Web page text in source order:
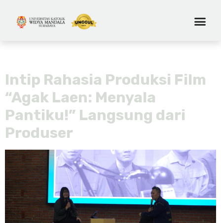
Intip Rahasia Produksi Film
“Agak Laen: Menyala
Pantiku!” Langsung dari
Produser